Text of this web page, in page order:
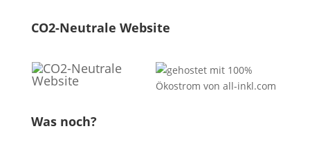
CO2-Neutrale Website
Was noch?